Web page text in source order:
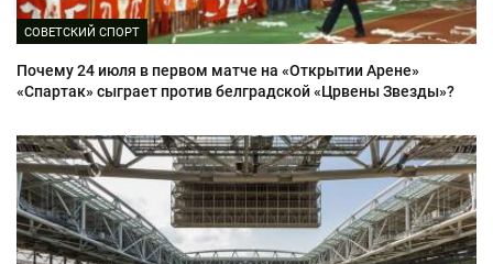
СОВЕТСКИЙ СПОРТ
Почему 24 июля в первом матче на «Открытии Арене»
«Спартак» сыграет против белградской «Црвены Звезды»?